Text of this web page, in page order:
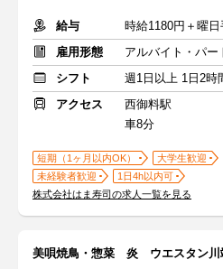
給与
時給1180円＋曜
雇用形態
アルバイト・パー
シフト
週1日以上 1日2時
アクセス
西御料駅
車8分
短期（1ヶ月以内OK） 大学生歓迎
未経験者歓迎
1日4h以内可
株式会社はま寿司の求人一覧を見る
美唄焼鳥・惣菜 炎 ウエスタン川